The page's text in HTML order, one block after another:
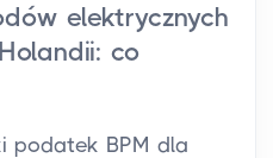
elektrycznych
co
podatek BPM dla